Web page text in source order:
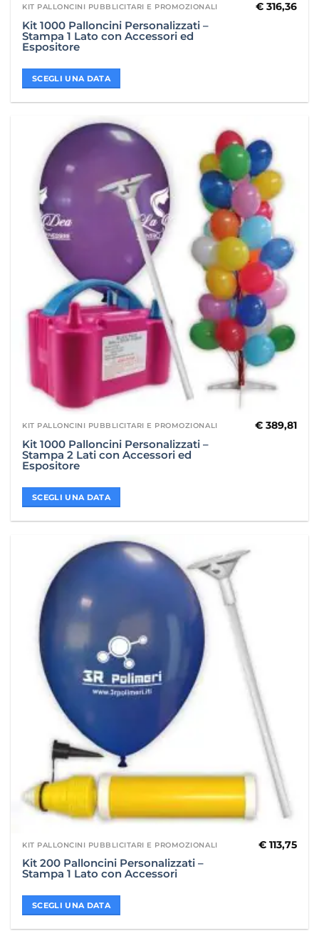
KIT PALLONCINI PUBBLICITARI E PROMOZIONALI
Kit 1000 Palloncini Personalizzati –
Stampa 1 Lato con Accessori ed
Espositore
€316,36
SCEGLI UNA DATA
KIT PALLONCINI PUBBLICITARI E PROMOZIONALI
Kit 1000 Palloncini Personalizzati –
Stampa 2 Lati con Accessori ed
Espositore
€389,81
SCEGLI UNA DATA
KIT PALLONCINI PUBBLICITARI E PROMOZIONALI
Kit 200 Palloncini Personalizzati –
Stampa 1 Lato con Accessori
€113,75
SCEGLI UNA DATA